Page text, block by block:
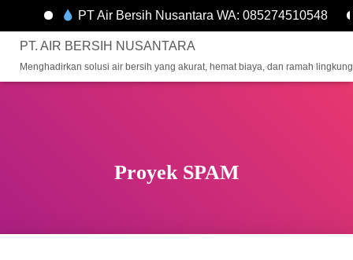
PT Air Bersih Nusantara WA: 085274510548
PT. AIR BERSIH NUSANTARA
Menghadirkan solusi air bersih yang akurat, hemat biaya, dan ramah
Proyek SPAM